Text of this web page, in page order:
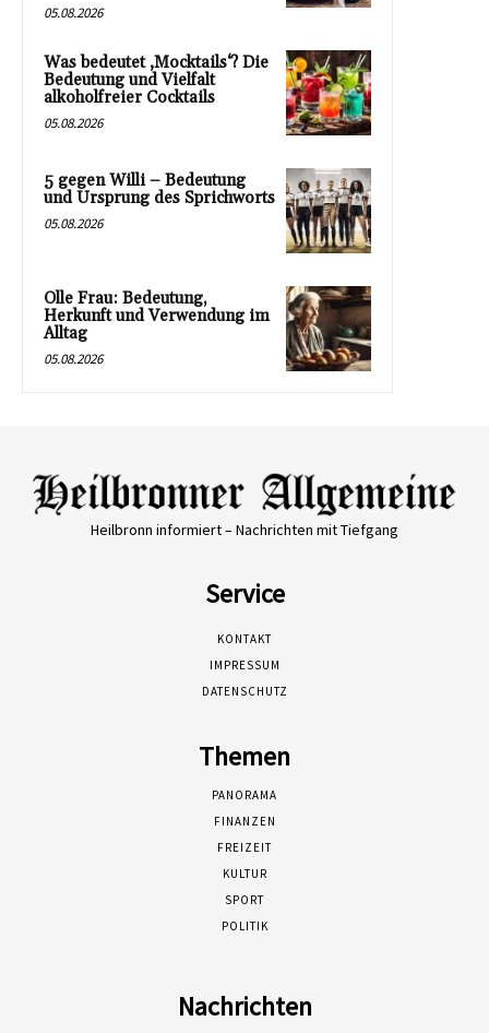
05.08.2026
Was bedeutet ‚Mocktails‘? Die
Bedeutung und Vielfalt
alkoholfreier Cocktails
05.08.2026
5 gegen Willi – Bedeutung
und Ursprung des Sprichworts
05.08.2026
Olle Frau: Bedeutung,
Herkunft und Verwendung im
Alltag
05.08.2026
Heilbronn informiert – Nachrichten mit Tiefgang
Service
KONTAKT
IMPRESSUM
DATENSCHUTZ
Themen
PANORAMA
FINANZEN
FREIZEIT
KULTUR
SPORT
POLITIK
Nachrichten